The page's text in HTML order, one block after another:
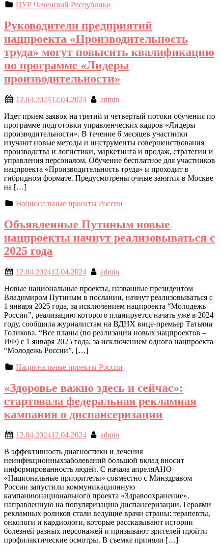
ЦУР Чеченской Республики
Руководители предприятий
нацпроекта «Производительность
труда» могут повысить квалификацию
по программе «Лидеры
производительности»
12.04.202412.04.2024
admin
​Идет прием заявок на третий и четвертый потоки обучения по
программе подготовки управленческих кадров «Лидеры
производительности». В течение 6 месяцев участники
изучают новые методы и инструменты совершенствования
производства и логистики, маркетинга и продаж, стратегии и
управления персоналом. ​Обучение бесплатное для участников
нацпроекта «Производительность труда» и проходит в
гибридном формате. Предусмотрены очные занятия в Москве
на […]
Национальные проекты России
Объявленные Путиным новые
нацпроекты начнут реализовываться с
2025 года
12.04.202412.04.2024
admin
Новые национальные проекты, названные президентом
Владимиром Путиным в послании, начнут реализовываться с
1 января 2025 года, за исключением нацпроекта “Молодежь
России”, реализацию которого планируется начать уже в 2024
году, сообщила журналистам на ВДНХ вице-премьер Татьяна
Голикова. “Все планы (по реализации новых нацпроектов –
ИФ) с 1 января 2025 года, за исключением одного нацпроекта
“Молодежь России”, […]
Национальные проекты России
«Здоровье важно здесь и сейчас»:
стартовала федеральная рекламная
кампания о диспансеризации
12.04.202412.04.2024
admin
В эффективность диагностики и лечения
неинфекционныхзаболеваний большой вклад вносит
информированность людей. С начала апреляАНО
«Национальные приоритеты» совместно с Минздравом
России запустили коммуникационную
кампаниюнационального проекта «Здравоохранение»,
направленную на популяризацию диспансеризации. Героями
рекламных роликов стали ведущие врачи страны: терапевты,
онкологи и кардиологи, которые рассказывают истории
болезней разных персонажей и призывают зрителей пройти
профилактические осмотры. В съемке приняли […]